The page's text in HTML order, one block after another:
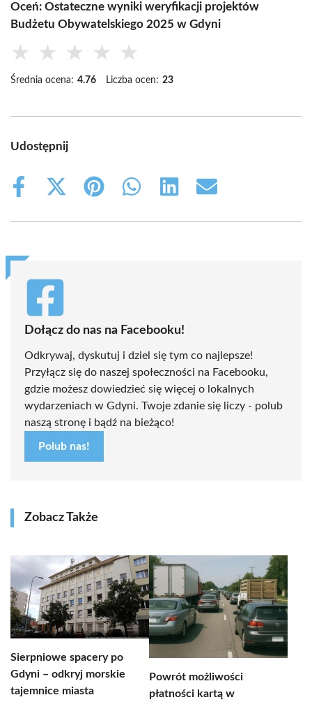
Oceń: Ostateczne wyniki weryfikacji projektów
Budżetu Obywatelskiego 2025 w Gdyni
★ ★ ★ ★ ★
Średnia ocena: 4.76 Liczba ocen: 23
Udostępnij
Share
Share
(Twitter)
Share
Share
Share
Share
Dołącz do nas na Facebooku!
Odkrywaj, dyskutuj i dziel się tym co najlepsze!
Przyłącz się do naszej społeczności na Facebooku,
gdzie możesz dowiedzieć się więcej o lokalnych
wydarzeniach w Gdyni. Twoje zdanie się liczy - polub
naszą stronę i bądź na bieżąco!
Polub nas!
Zobacz Także
Sierpniowe spacery po
Gdyni – odkryj morskie
tajemnice miasta
Powrót możliwości
płatności kartą w